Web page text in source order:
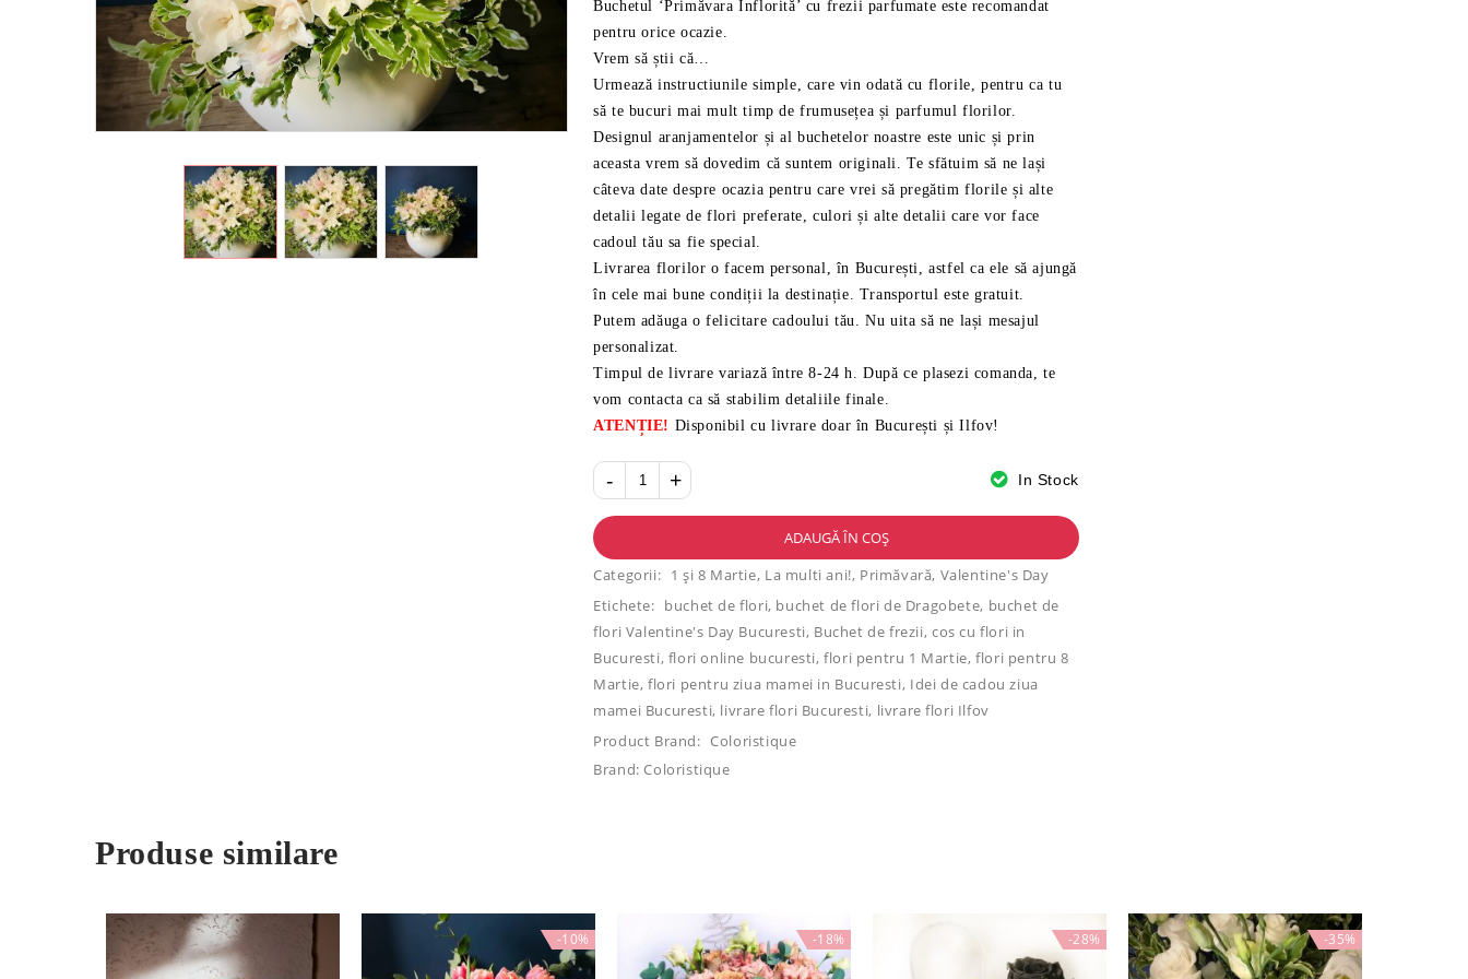
Buchetul ‘Primăvara Înflorită’ cu frezii parfumate este recomandat
pentru orice ocazie.
Vrem să știi că…
Urmează instructiunile simple, care vin odată cu florile, pentru ca tu
să te bucuri mai mult timp de frumusețea și parfumul florilor.
Designul aranjamentelor și al buchetelor noastre este unic și prin
aceasta vrem să dovedim că suntem originali. Te sfătuim să ne lași
câteva date despre ocazia pentru care vrei să pregătim florile și alte
detalii legate de flori preferate, culori și alte detalii care vor face
cadoul tău sa fie special.
Livrarea florilor o facem personal, în București, astfel ca ele să ajungă
în cele mai bune condiții la destinație. Transportul este gratuit.
Putem adăuga o felicitare cadoului tău. Nu uita să ne lași mesajul
personalizat.
Timpul de livrare variază între 8-24 h. După ce plasezi comanda, te
vom contacta ca să stabilim detaliile finale.
ATENȚIE! Disponibil cu livrare doar în București și Ilfov!
In Stock
ADAUGĂ ÎN COȘ
Categorii: 1 și 8 Martie, La multi ani!, Primăvară, Valentine's Day
Etichete: buchet de flori, buchet de flori de Dragobete, buchet de
flori Valentine's Day Bucuresti, Buchet de frezii, cos cu flori in
Bucuresti, flori online bucuresti,flori pentru 1 Martie,flori pentru 8
Martie,flori pentru ziua mamei in Bucuresti, Idei de cadou ziua
mamei Bucuresti, livrare flori Bucuresti, livrare flori Ilfov
Product Brand: Coloristique
Brand:Coloristique
Produse similare
-10% -18% -28% -35%